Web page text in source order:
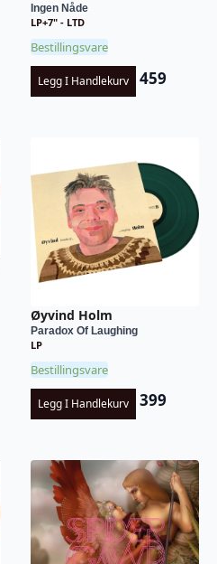
Ingen Nåde
LP+7" - LTD
Bestillingsvare
Legg I Handlekurv 459
Øyvind Holm
Paradox Of Laughing
LP
Bestillingsvare
Legg I Handlekurv 399